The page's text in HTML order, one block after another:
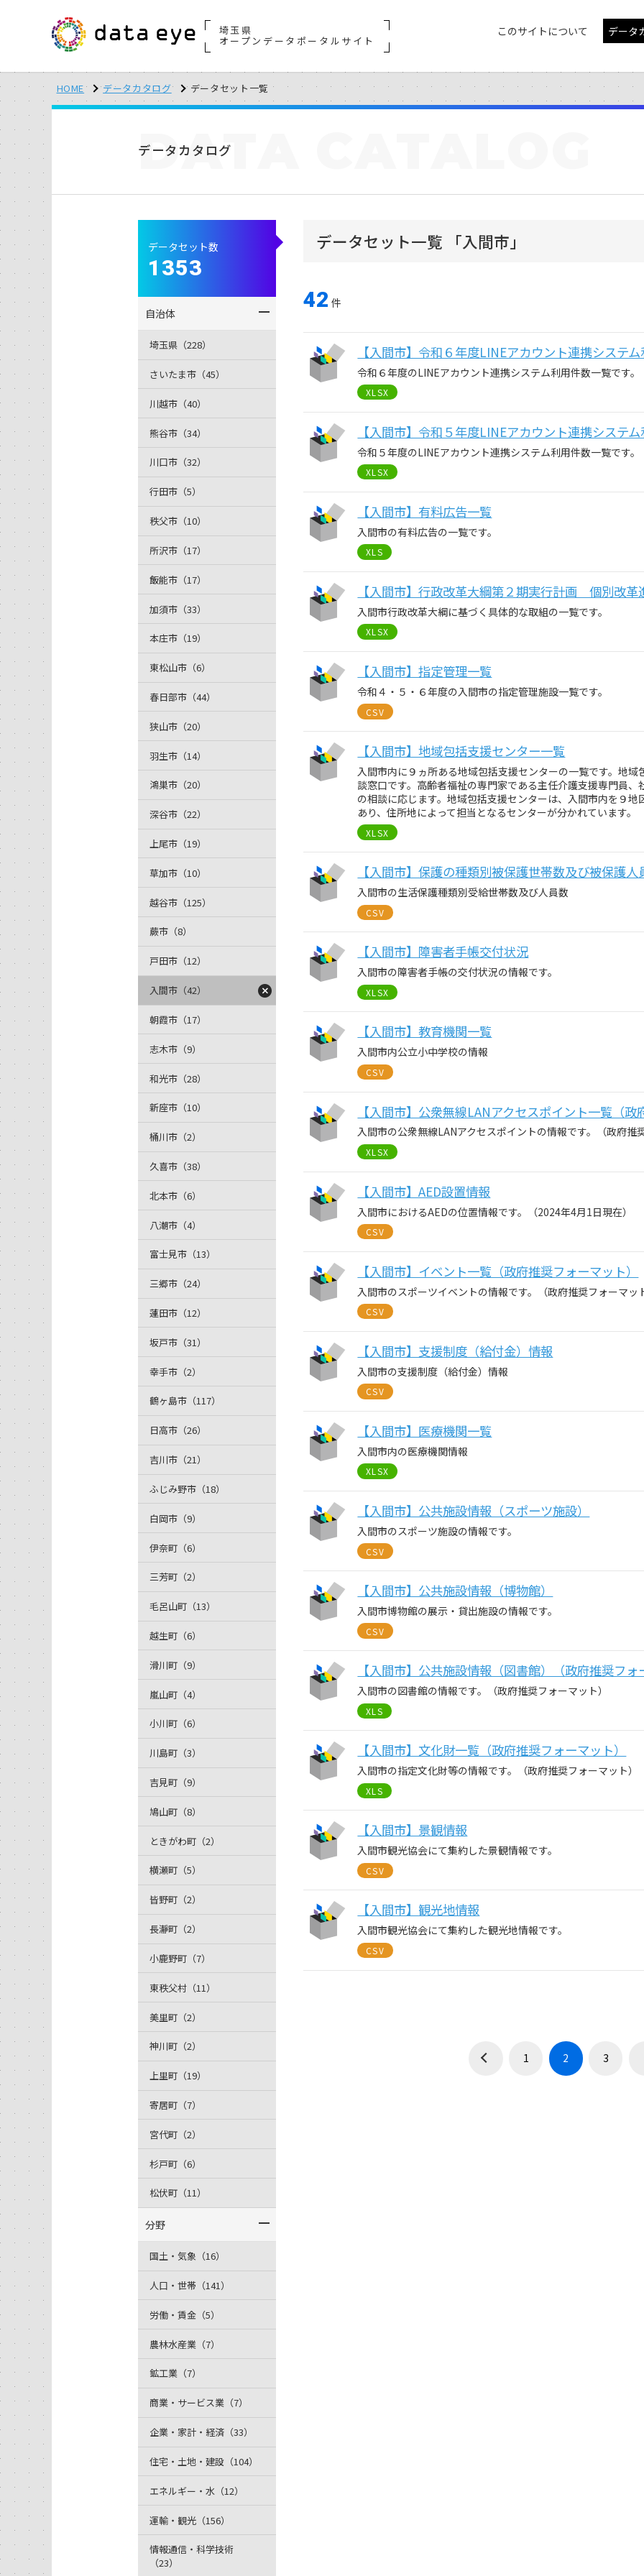
埼玉県
オープンデータポータルサイト
このサイトについて データ
HOME データカタログ データセット一覧
データカタログ
DATA
データセット一覧 「入間市」
42 件
【入間市】令和６年度LINEアカウント連携システ
令和６年度のLINEアカウント連携システム利用件数一覧です。
XLSX
【入間市】令和５年度LINEアカウント連携システ
令和５年度のLINEアカウント連携システム利用件数一覧です。
XLSX
【入間市】有料広告一覧
入間市の有料広告の一覧です。
XLS
【入間市】行政改革大綱第２期実行計画 個別改革
入間市行政改革大綱に基づく具体的な取組の一覧です。
XLSX
【入間市】指定管理一覧
令和４・５・６年度の入間市の指定管理施設一覧です。
CSV
【入間市】地域包括支援センター一覧
入間市内に９ヵ所ある地域包括支援センターの一覧です。地
談窓口です。高齢者福祉の専門家である主任介護支援専門員
の相談に応じます。地域包括支援センターは、入間市内を９
あり、住所地によって担当となるセンターが分かれています。
XLSX
【入間市】保護の種類別被保護世帯数及び被保護人
入間市の生活保護種類別受給世帯数及び人員数
CSV
【入間市】障害者手帳交付状況
入間市の障害者手帳の交付状況の情報です。
XLSX
【入間市】教育機関一覧
入間市内公立小中学校の情報
CSV
【入間市】公衆無線LANアクセスポイント一覧（
入間市の公衆無線LANアクセスポイントの情報です。（政府推
XLSX
【入間市】AED設置情報
入間市におけるAEDの位置情報です。（2024年4月1日現在）
CSV
【入間市】イベント一覧（政府推奨フォーマット）
入間市のスポーツイベントの情報です。（政府推奨フォーマッ
CSV
【入間市】支援制度（給付金）情報
入間市の支援制度（給付金）情報
CSV
【入間市】医療機関一覧
入間市内の医療機関情報
XLSX
【入間市】公共施設情報（スポーツ施設）
入間市のスポーツ施設の情報です。
CSV
【入間市】公共施設情報（博物館）
入間市博物館の展示・貸出施設の情報です。
CSV
【入間市】公共施設情報（図書館）（政府推奨フ
入間市の図書館の情報です。（政府推奨フォーマット）
XLS
【入間市】文化財一覧（政府推奨フォーマット）
入間市の指定文化財等の情報です。（政府推奨フォーマット）
XLS
【入間市】景観情報
入間市観光協会にて集約した景観情報です。
CSV
【入間市】観光地情報
入間市観光協会にて集約した観光地情報です。
CSV
1 2 3
データセット数
1353
自治体
埼玉県（228）
さいたま市（45）
川越市（40）
熊谷市（34）
川口市（32）
行田市（5）
秩父市（10）
所沢市（17）
飯能市（17）
加須市（33）
本庄市（19）
東松山市（6）
春日部市（44）
狭山市（20）
羽生市（14）
鴻巣市（20）
深谷市（22）
上尾市（19）
草加市（10）
越谷市（125）
蕨市（8）
戸田市（12）
入間市（42）
朝霞市（17）
志木市（9）
和光市（28）
新座市（10）
桶川市（2）
久喜市（38）
北本市（6）
八潮市（4）
富士見市（13）
三郷市（24）
蓮田市（12）
坂戸市（31）
幸手市（2）
鶴ヶ島市（117）
日高市（26）
吉川市（21）
ふじみ野市（18）
白岡市（9）
伊奈町（6）
三芳町（2）
毛呂山町（13）
越生町（6）
滑川町（9）
嵐山町（4）
小川町（6）
川島町（3）
吉見町（9）
鳩山町（8）
ときがわ町（2）
横瀬町（5）
皆野町（2）
長瀞町（2）
小鹿野町（7）
東秩父村（11）
美里町（2）
神川町（2）
上里町（19）
寄居町（7）
宮代町（2）
杉戸町（6）
松伏町（11）
分野
国土・気象（16）
人口・世帯（141）
労働・賃金（5）
農林水産業（7）
鉱工業（7）
商業・サービス業（7）
企業・家計・経済（33）
住宅・土地・建設（104）
エネルギー・水（12）
運輸・観光（156）
情報通信・科学技術
（23）